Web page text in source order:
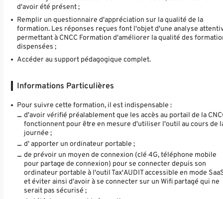
d'avoir été présent ;
Remplir un questionnaire d'appréciation sur la qualité de la
formation. Les réponses reçues font l'objet d'une analyse
permettant à CNCC Formation d'améliorer la qualité des
dispensées ;
Accéder au support pédagogique complet.
Informations Particulières
Pour suivre cette formation, il est indispensable :
d'avoir vérifié préalablement que les accès au portail de la
fonctionnent pour être en mesure d'utiliser l'outil au cours de
journée ;
d' apporter un ordinateur portable ;
de prévoir un moyen de connexion (clé 4G, téléphone mobile
pour partage de connexion) pour se connecter depuis son
ordinateur portable à l'outil Tax'AUDIT accessible en mode
et éviter ainsi d'avoir à se connecter sur un Wifi partagé qui ne
serait pas sécurisé ;